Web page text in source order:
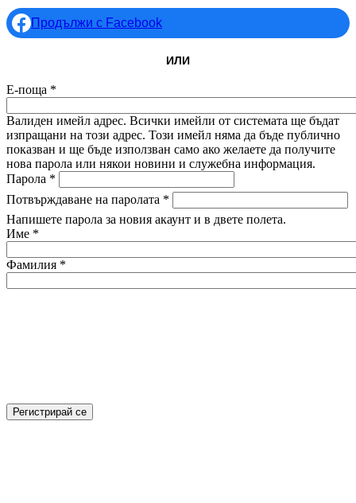
Продължи с Facebook
ИЛИ
Е-поща *
Валиден имейл адрес. Всички имейли от системата ще бъдат
изпращани на този адрес. Този имейл няма да бъде публично
показван и ще бъде използван само ако желаете да получите
нова парола или някои новини и служебна информация.
Парола *
Потвърждаване на паролата *
Напишете парола за новия акаунт и в двете полета.
Име *
Фамилия *